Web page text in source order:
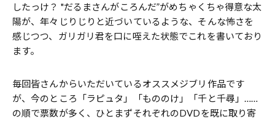
したっけ？ "だるまさんがころんだ”がめちゃくちゃ得意な太
陽が、年々じりじりと近づいているような、そんな怖さを
感じつつ、ガリガリ君を口に咥えた状態でこれを書いており
ます。
毎回皆さんからいただいているオススメジブリ作品です
が、今のところ「ラピュタ」「もののけ」「千と千尋」……
の順で票数が多く、ひとまずそれぞれのDVDを既に取り寄